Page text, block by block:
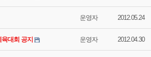
운영자 2012.05.24
대회 공지 운영자 2012.04.30